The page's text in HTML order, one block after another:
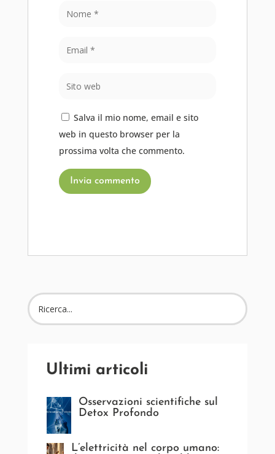
Salva il mio nome, email e sito
web in questo browser per la
prossima volta che commento.
Invia commento
Ultimi articoli
Osservazioni scientifiche sul
Detox Profondo
L’elettricità nel corpo umano: